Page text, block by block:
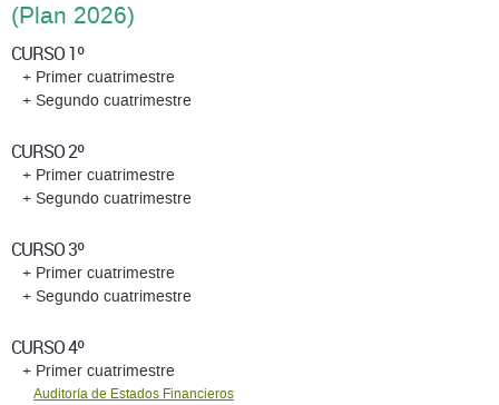
(Plan 2026)
CURSO 1º
+ Primer cuatrimestre
+ Segundo cuatrimestre
CURSO 2º
+ Primer cuatrimestre
+ Segundo cuatrimestre
CURSO 3º
+ Primer cuatrimestre
+ Segundo cuatrimestre
CURSO 4º
+ Primer cuatrimestre
Auditoría de Estados Financieros